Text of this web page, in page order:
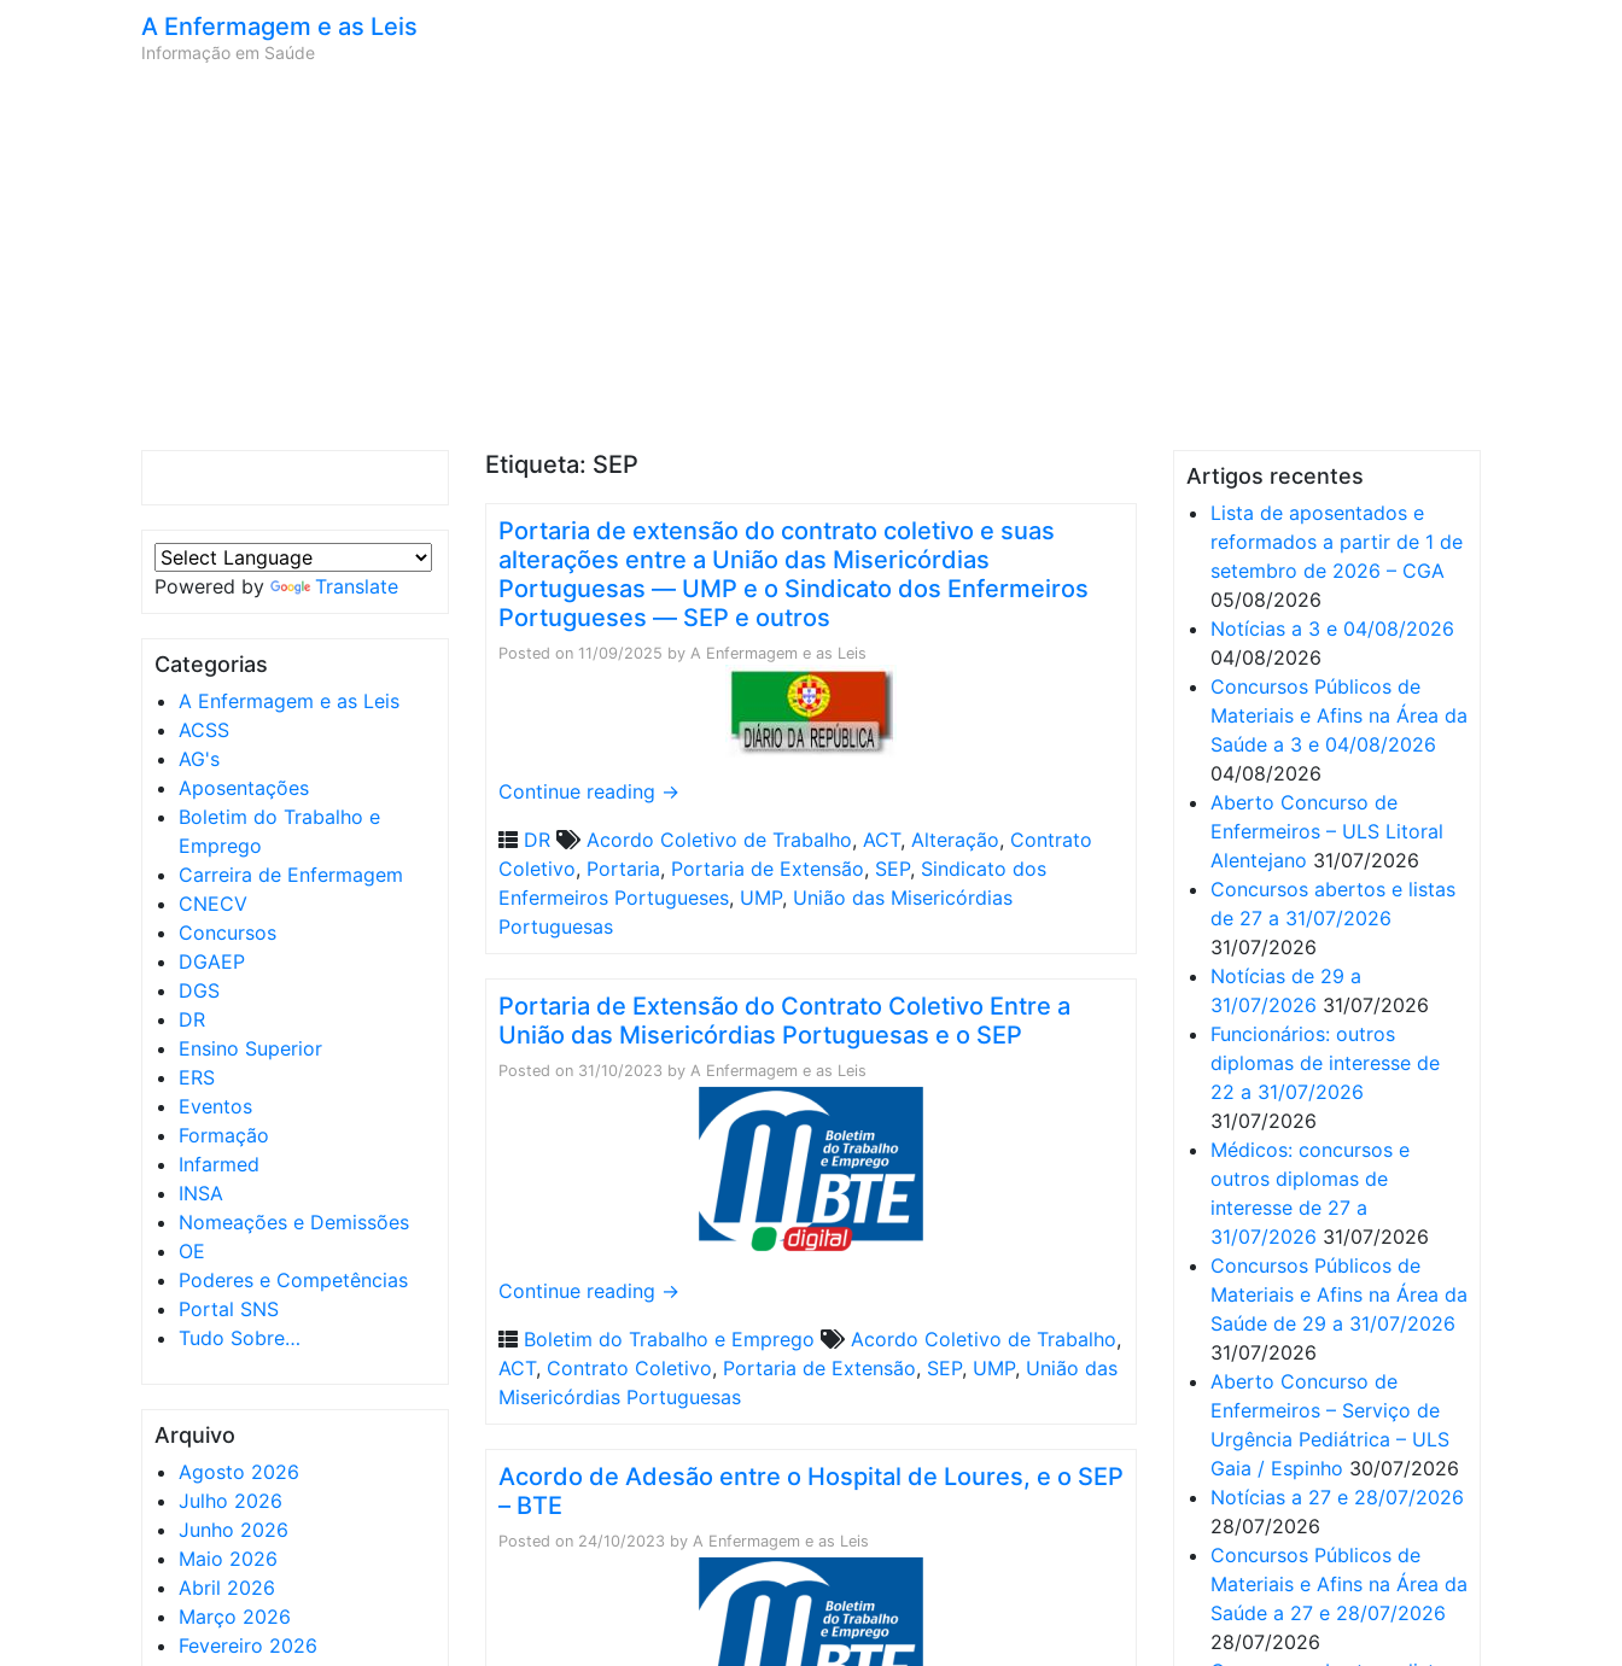
A Enfermagem e as Leis
Informação em Saúde
Powered by Translate
Categorias
A Enfermagem e as Leis
ACSS
AG's
Aposentações
Boletim do Trabalho e
Emprego
Carreira de Enfermagem
CNECV
Concursos
DGAEP
DGS
DR
Ensino Superior
ERS
Eventos
Formação
Infarmed
INSA
Nomeações e Demissões
OE
Poderes e Competências
Portal SNS
Tudo Sobre…
Arquivo
Agosto 2026
Julho 2026
Junho 2026
Maio 2026
Abril 2026
Março 2026
Fevereiro 2026
Etiqueta: SEP
Portaria de extensão do contrato coletivo e suas
alterações entre a União das Misericórdias
Portuguesas ― UMP e o Sindicato dos Enfermeiros
Portugueses ― SEP e outros
Posted on 11/09/2025 by A Enfermagem e as Leis
Continue reading →
DR
Acordo Coletivo de Trabalho, ACT, Alteração, Contrato
Coletivo, Portaria, Portaria de Extensão, SEP, Sindicato dos
Enfermeiros Portugueses, UMP, União das Misericórdias
Portuguesas
Portaria de Extensão do Contrato Coletivo Entre a
União das Misericórdias Portuguesas e o SEP
Posted on 31/10/2023 by A Enfermagem e as Leis
Continue reading →
Boletim do Trabalho e Emprego
Acordo Coletivo de Trabalho,
ACT, Contrato Coletivo, Portaria de Extensão, SEP, UMP, União das
Misericórdias Portuguesas
Acordo de Adesão entre o Hospital de Loures, e o SEP
– BTE
Posted on 24/10/2023 by A Enfermagem e as Leis
Artigos recentes
Lista de aposentados e
reformados a partir de 1 de
setembro de 2026 – CGA
05/08/2026
Notícias a 3 e 04/08/2026
04/08/2026
Concursos Públicos de
Materiais e Afins na Área da
Saúde a 3 e 04/08/2026
04/08/2026
Aberto Concurso de
Enfermeiros – ULS Litoral
Alentejano 31/07/2026
Concursos abertos e listas
de 27 a 31/07/2026
31/07/2026
Notícias de 29 a
31/07/2026 31/07/2026
Funcionários: outros
diplomas de interesse de
22 a 31/07/2026
31/07/2026
Médicos: concursos e
outros diplomas de
interesse de 27 a
31/07/2026 31/07/2026
Concursos Públicos de
Materiais e Afins na Área da
Saúde de 29 a 31/07/2026
31/07/2026
Aberto Concurso de
Enfermeiros – Serviço de
Urgência Pediátrica – ULS
Gaia / Espinho 30/07/2026
Notícias a 27 e 28/07/2026
28/07/2026
Concursos Públicos de
Materiais e Afins na Área da
Saúde a 27 e 28/07/2026
28/07/2026